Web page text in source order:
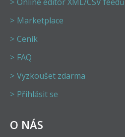
Marketplace
Ceník
FAQ
Vyzkoušet zdarma
Přihlásit se
O NÁS